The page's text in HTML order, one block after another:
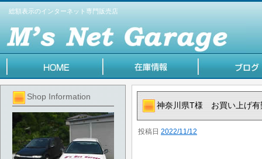
総額表示のインターネット専門販売店
Shop Information
神奈川県T様 お買い上げ有
投稿日 2022/11/12